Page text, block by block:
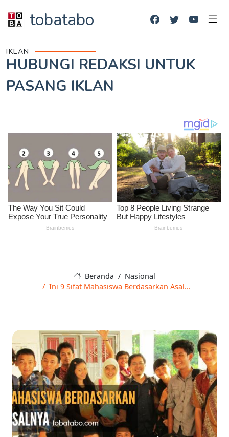
tobatabo
IKLAN
HUBUNGI REDAKSI UNTUK
PASANG IKLAN
Beranda
Nasional
Ini 9 Sifat Mahasiswa Berdasarkan Asal...